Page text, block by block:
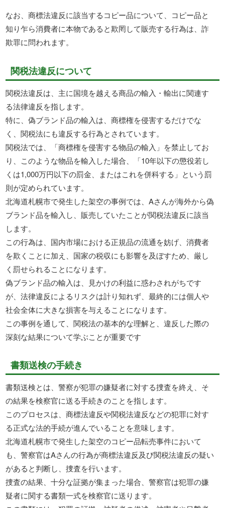
なお、商標法違反に該当するコピー品について、コピー品と
知り乍ら消費者に本物であると欺罔して販売する行為は、詐
欺罪に問われます。
関税法違反について
関税法違反は、主に国境を越える商品の輸入・輸出に関連す
る法律違反を指します。
特に、偽ブランド品の輸入は、商標権を侵害するだけでな
く、関税法にも違反する行為とされています。
関税法では、「商標権を侵害する物品の輸入」を禁止してお
り、このような物品を輸入した場合、「10年以下の懲役若し
くは1,000万円以下の罰金、またはこれを併科する」という罰
則が定められています。
北海道札幌市で発生した架空の事例では、Aさんが海外から偽
ブランド品を輸入し、販売していたことが関税法違反に該当
します。
この行為は、国内市場における正規品の流通を妨げ、消費者
を欺くことに加え、国家の税収にも影響を及ぼすため、厳し
く罰せられることになります。
偽ブランド品の輸入は、見かけの利益に惑わされがちです
が、法律違反によるリスクは計り知れず、最終的には個人や
社会全体に大きな損害を与えることになります。
この事例を通して、関税法の基本的な理解と、違反した際の
深刻な結果について学ぶことが重要です
書類送検の手続き
書類送検とは、警察が犯罪の嫌疑者に対する捜査を終え、そ
の結果を検察官に送る手続きのことを指します。
このプロセスは、商標法違反や関税法違反などの犯罪に対す
る正式な法的手続が進んでいることを意味します。
北海道札幌市で発生した架空のコピー品転売事件において
も、警察官はAさんの行為が商標法違反及び関税法違反の疑い
があると判断し、捜査を行います。
捜査の結果、十分な証拠が集まった場合、警察官は犯罪の嫌
疑者に関する書類一式を検察官に送ります。